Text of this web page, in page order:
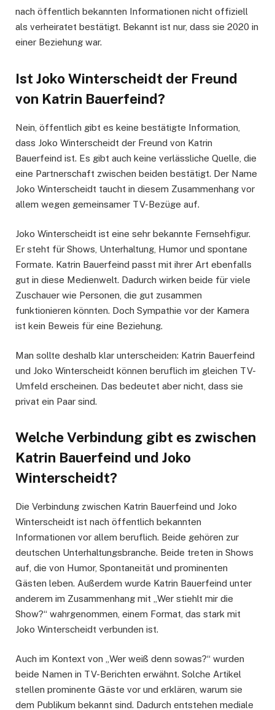
nach öffentlich bekannten Informationen nicht offiziell
als verheiratet bestätigt. Bekannt ist nur, dass sie 2020 in
einer Beziehung war.
Ist Joko Winterscheidt der Freund
von Katrin Bauerfeind?
Nein, öffentlich gibt es keine bestätigte Information,
dass Joko Winterscheidt der Freund von Katrin
Bauerfeind ist. Es gibt auch keine verlässliche Quelle, die
eine Partnerschaft zwischen beiden bestätigt. Der Name
Joko Winterscheidt taucht in diesem Zusammenhang vor
allem wegen gemeinsamer TV-Bezüge auf.
Joko Winterscheidt ist eine sehr bekannte Fernsehfigur.
Er steht für Shows, Unterhaltung, Humor und spontane
Formate. Katrin Bauerfeind passt mit ihrer Art ebenfalls
gut in diese Medienwelt. Dadurch wirken beide für viele
Zuschauer wie Personen, die gut zusammen
funktionieren könnten. Doch Sympathie vor der Kamera
ist kein Beweis für eine Beziehung.
Man sollte deshalb klar unterscheiden: Katrin Bauerfeind
und Joko Winterscheidt können beruflich im gleichen TV-
Umfeld erscheinen. Das bedeutet aber nicht, dass sie
privat ein Paar sind.
Welche Verbindung gibt es zwischen
Katrin Bauerfeind und Joko
Winterscheidt?
Die Verbindung zwischen Katrin Bauerfeind und Joko
Winterscheidt ist nach öffentlich bekannten
Informationen vor allem beruflich. Beide gehören zur
deutschen Unterhaltungsbranche. Beide treten in Shows
auf, die von Humor, Spontaneität und prominenten
Gästen leben. Außerdem wurde Katrin Bauerfeind unter
anderem im Zusammenhang mit „Wer stiehlt mir die
Show?“ wahrgenommen, einem Format, das stark mit
Joko Winterscheidt verbunden ist.
Auch im Kontext von „Wer weiß denn sowas?“ wurden
beide Namen in TV-Berichten erwähnt. Solche Artikel
stellen prominente Gäste vor und erklären, warum sie
dem Publikum bekannt sind. Dadurch entstehen mediale